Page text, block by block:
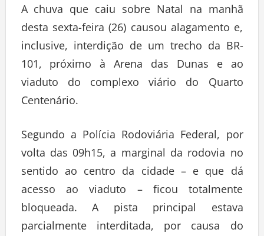
A chuva que caiu sobre Natal na manhã
desta sexta-feira (26) causou alagamento e,
inclusive, interdição de um trecho da BR-
101, próximo à Arena das Dunas e ao
viaduto do complexo viário do Quarto
Centenário.
Segundo a Polícia Rodoviária Federal, por
volta das 09h15, a marginal da rodovia no
sentido ao centro da cidade – e que dá
acesso ao viaduto – ficou totalmente
bloqueada. A pista principal estava
parcialmente interditada, por causa do